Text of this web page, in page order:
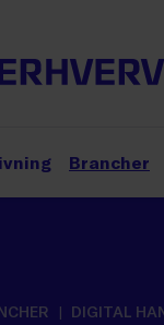
Brancher
DIGITAL